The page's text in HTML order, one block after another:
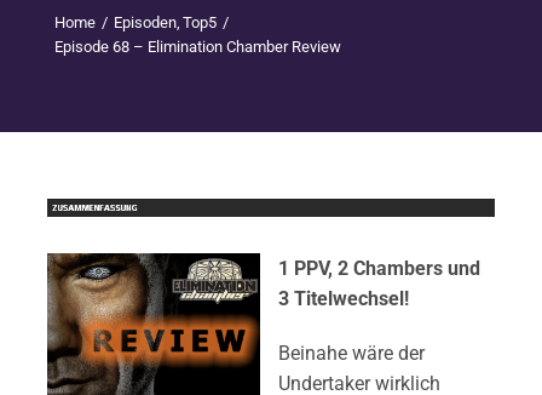
Home Episoden Top5
Episode 68 – Elimination Chamber Review
1 PPV, 2 Chambers und
3 Titelwechsel!
Beinahe wäre der
Undertaker wirklich